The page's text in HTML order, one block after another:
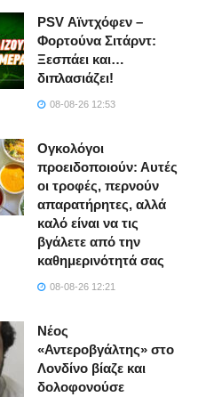
PSV Αϊντχόφεν –
Φορτούνα Σιτάρντ:
Ξεσπάει και…
διπλασιάζει!
08-08-26 12:53
Ογκολόγοι
προειδοποιούν: Αυτές
οι τροφές, περνούν
απαρατήρητες, αλλά
καλό είναι να τις
βγάλετε από την
καθημερινότητά σας
08-08-26 12:21
Νέος
«Αντεροβγάλτης» στο
Λονδίνο βίαζε και
δολοφονούσε